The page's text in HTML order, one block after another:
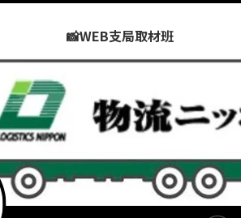
📸WEB支局取材班